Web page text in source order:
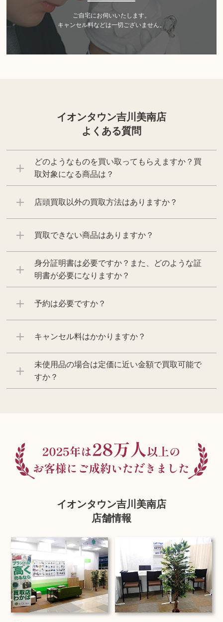
ご自宅にお伺いいたします。
キャンセル料などは一切ございません。
イオンタウン吉川美南店
よくある質問
どのようなものを買い取ってもらえますか？買
取対象になる商品は？
店頭買取以外の買取方法はありますか？
買取できない商品はありますか？
身分証明書は必要ですか？また、どのような証
明書が必要になりますか？
予約は必要ですか？
キャンセル料はかかりますか？
未使用品の場合は定価に近い金額で買取可能で
すか？
イオンタウン吉川美南店
店舗情報